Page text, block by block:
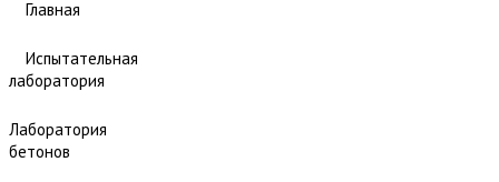
Главная
Испытательная
лаборатория
Лаборатория
бетонов